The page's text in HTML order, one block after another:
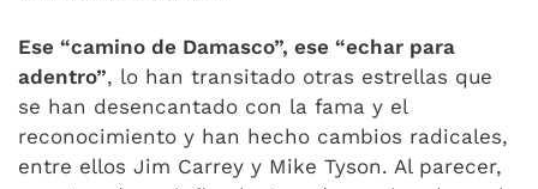
Ese “camino de Damasco”, ese “echar para
adentro”, lo han transitado otras estrellas que
se han desencantado con la fama y el
reconocimiento y han hecho cambios radicales,
entre ellos Jim Carrey y Mike Tyson. Al parecer,